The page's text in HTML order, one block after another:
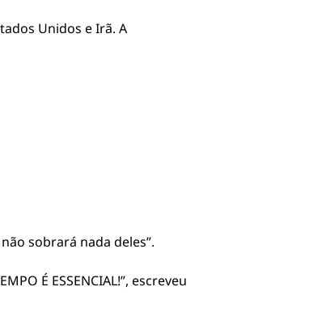
Unidos e Irã. A
sobrará nada deles”.
É ESSENCIAL!”, escreveu